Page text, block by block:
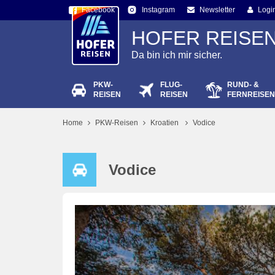
Facebook Instagram Newsletter
HOFER
Da bin ich mir sicher.
PKW-
REISEN
FLUG-
REISEN
RUND- &
FERNREISEN
Home PKW-Reisen Kroatien Vodice
Vodice